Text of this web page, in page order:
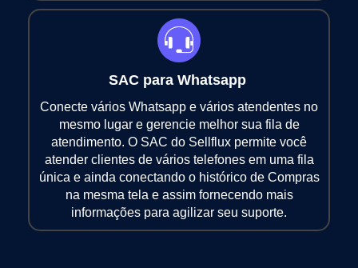
SAC para Whatsapp
Conecte vários Whatsapp e vários atendentes no
mesmo lugar e gerencie melhor sua fila de
atendimento. O SAC do Sellflux permite você
atender clientes de vários telefones em uma fila
única e ainda conectando o histórico de Compras
na mesma tela e assim fornecendo mais
informações para agilizar seu suporte.